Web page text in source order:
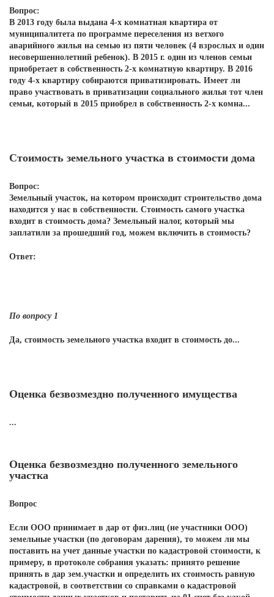
Вопрос:
В 2013 году была выдана 4-х комнатная квартира от
муниципалитета по программе переселения из ветхого
аварийного жилья на семью из пяти человек (4 взрослых и один
несовершеннолетний ребенок). В 2015 г. один из членов семьи
приобретает в собственность 2-х комнатную квартиру. В 2016
году 4-х квартиру собираются приватизировать. Имеет ли
право участвовать в приватизации социального жилья тот член
семьи, который в 2015 приобрел в собственность 2-х комна...
Стоимость земельного участка в стоимости дома
Вопрос:
Земельный участок, на котором происходит строительство дома
находится у нас в собственности. Стоимость самого участка
входит в стоимость дома? Земельный налог, который мы
заплатили за прошедший год, можем включить в стоимость?
Ответ:
По вопросу 1
Да, стоимость земельного участка входит в стоимость до...
Оценка безвозмездно полученного имущества
...
Оценка безвозмездно полученного земельного
участка
Вопрос
Если ООО принимает в дар от физ.лиц (не участники ООО)
земельные участки (по договорам дарения), то можем ли мы
поставить на учет данные участки по кадастровой стоимости, к
примеру, в протоколе собрания указать: принято решение
принять в дар зем.участки и определить их стоимость равную
кадастровой, в соответствии со справками о кадастровой